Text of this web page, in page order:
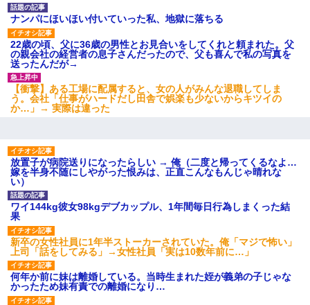
童貞俺、宅飲みした女友達2人を家に泊めた結果ｗｗｗｗｗｗ
友人とふたりで山口に旅行した時の事。レンタカーを借りて山の
中の道を走っていたら、突然ガガッ！って音がして…
【衝撃】婚約者「兄と結婚はするけど嫁入りするわけじゃない。
彼女との行為を録画した結果→衝撃の事実が判明したｗｗｗｗｗ
ｗ
生保レディと行為する為に駆け引きしてみた結果ｗｗｗｗｗｗｗ
ｗｗｗｗｗ
朝起きたら嫁がいなかった。俺（嫁も嫁実家も電話に出ない…不
安だ）→ 仕事を早退して帰宅すると、嫁と嫁両親と知らない男が
２人・・・
ナンパにほいほい付いていった私、地獄に落ちる
22歳の頃、父に36歳の男性とお見合いをしてくれと頼まれた。父
の親会社の経営者の息子さんだったので、父も喜んで私の写真を
送ったんだが→
【衝撃】ある工場に配属すると、女の人がみんな退職してしま
う。会社「仕事がハードだし田舎で娯楽も少ないからキツイの
か…」→ 実際は違った
放置子が病院送りになったらしい → 俺（二度と帰ってくるなよ…
嫁を半身不随にしやがった恨みは、正直こんなもんじゃ晴れな
い）
ワイ144kg彼女98kgデブカップル、1年間毎日行為しまくった結
果
新卒の女性社員に1年半ストーカーされていた。俺「マジで怖い」
上司「話をしてみる」→女性社員「実は10数年前に…」
何年か前に妹は離婚している。当時生まれた姪が義弟の子じゃな
かったため妹有責での離婚になり…